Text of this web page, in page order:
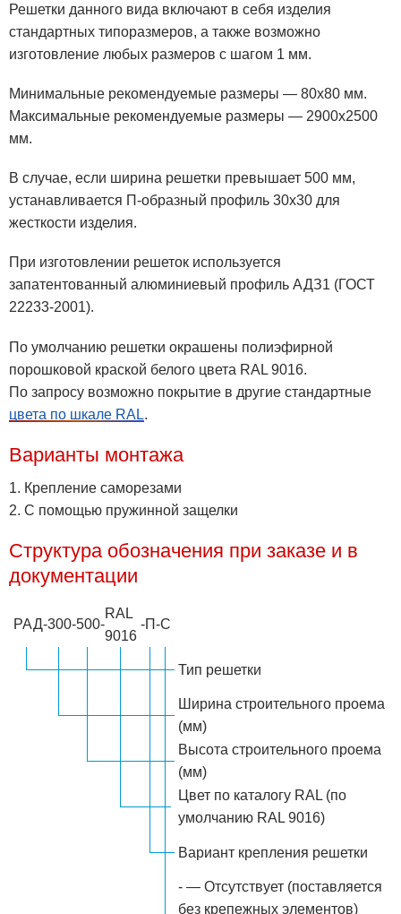
Решетки данного вида включают в себя изделия
стандартных типоразмеров, а также возможно
изготовление любых размеров с шагом 1 мм.
Минимальные рекомендуемые размеры — 80х80 мм.
Максимальные рекомендуемые размеры — 2900х2500
мм.
В случае, если ширина решетки превышает 500 мм,
устанавливается П-образный профиль 30х30 для
жесткости изделия.
При изготовлении решеток используется
запатентованный алюминиевый профиль АДЗ1 (ГОСТ
22233-2001).
По умолчанию решетки окрашены полиэфирной
порошковой краской белого цвета RAL 9016.
По запросу возможно покрытие в другие стандартные
цвета по шкале RAL.
Варианты монтажа
1. Крепление саморезами
2. С помощью пружинной защелки
Структура обозначения при заказе и в
документации
РАД-300-500-
RAL
9016
-П-С
Тип решетки
Ширина строительного проема
(мм)
Высота строительного проема
(мм)
Цвет по каталогу RAL (по
умолчанию RAL 9016)
Вариант крепления решетки
- — Отсутствует (поставляется
без крепежных элементов)